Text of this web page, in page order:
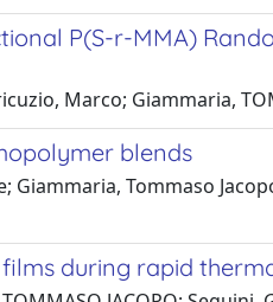
P(S-r-MMA)
Marco; Giammaria,
blends
Tommaso
during rapid